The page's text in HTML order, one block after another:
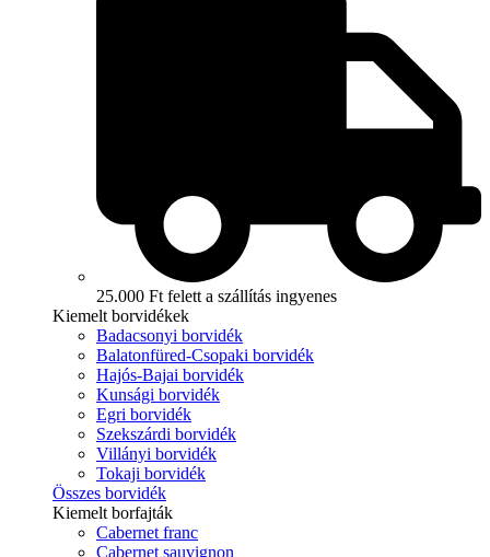
25.000 Ft felett a szállítás ingyenes
Kiemelt borvidékek
Badacsonyi borvidék
Balatonfüred-Csopaki borvidék
Hajós-Bajai borvidék
Kunsági borvidék
Egri borvidék
Szekszárdi borvidék
Villányi borvidék
Tokaji borvidék
Összes borvidék
Kiemelt borfajták
Cabernet franc
Cabernet sauvignon